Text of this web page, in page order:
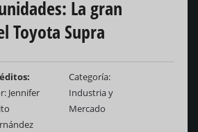
La gran
Toyota Supra
Jennifer
Categoría
Industria y
Mercado